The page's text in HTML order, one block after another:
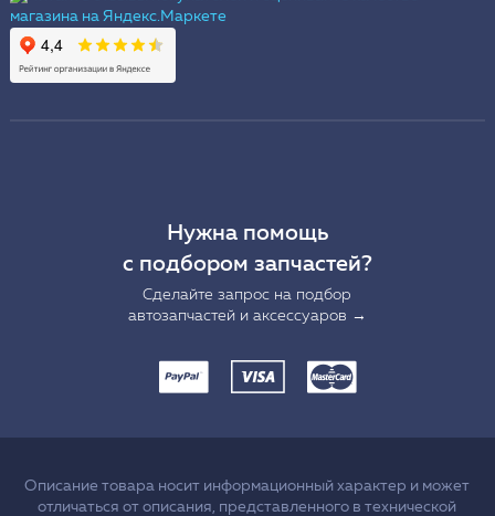
Нужна помощь
с подбором запчастей?
Сделайте запрос на подбор
автозапчастей и аксессуаров →
Описание товара носит информационный характер и может
отличаться от описания, представленного в технической